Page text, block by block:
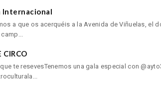
Internacional
a que os acerquéis a la Avenida de Viñuelas, el
CIRCO
te resevesTenemos una gala especial con